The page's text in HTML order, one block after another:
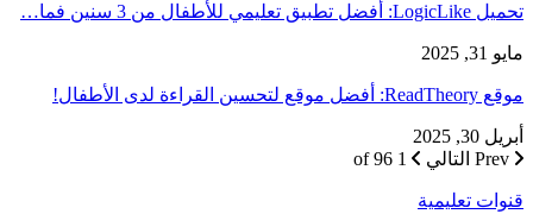
تحميل LogicLike: أفضل تطبيق تعليمي للأطفال من 3 سنين فما…
مايو 31, 2025
موقع ReadTheory: أفضل موقع لتحسين القراءة لدى الأطفال!
أبريل 30, 2025
التالي 1 of 96
قنوات تعليمية